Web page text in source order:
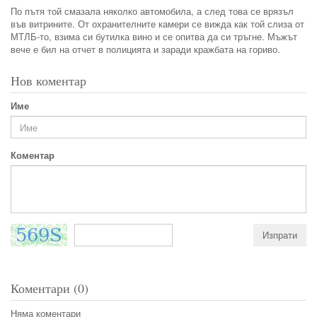
По пътя той смазала няколко автомобила, а след това се врязъл
във витрините. От охранителните камери се вижда как той слиза от
МТЛБ-то, взима си бутилка вино и се опитва да си тръгне. Мъжът
вече е бил на отчет в полицията и заради кражбата на гориво.
Нов коментар
Име
Коментар
Коментари (0)
Няма коментари